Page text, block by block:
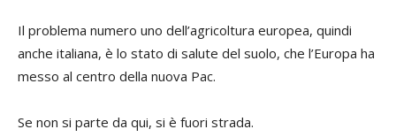
Il problema numero uno dell’agricoltura europea, quindi
anche italiana, è lo stato di salute del suolo, che l’Europa ha
messo al centro della nuova Pac.
Se non si parte da qui, si è fuori strada.